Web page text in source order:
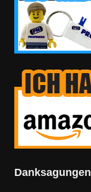
Danksagungen